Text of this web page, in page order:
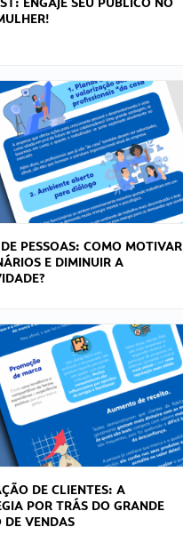
PESSOAS: COMO MOTIVAR
E DIMINUIR A
DE CLIENTES: A
POR TRÁS DO GRANDE
DE VENDAS